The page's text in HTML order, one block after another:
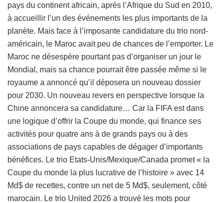
pays du continent africain, après l’Afrique du Sud en 2010,
à accueillir l’un des événements les plus importants de la
planète. Mais face à l’imposante candidature du trio nord-
américain, le Maroc avait peu de chances de l’emporter. Le
Maroc ne désespère pourtant pas d’organiser un jour le
Mondial, mais sa chance pourrait être passée même si le
royaume a annoncé qu’il déposera un nouveau dossier
pour 2030. Un nouveau revers en perspective lorsque la
Chine annoncera sa candidature… Car la FIFA est dans
une logique d’offrir la Coupe du monde, qui finance ses
activités pour quatre ans à de grands pays ou à des
associations de pays capables de dégager d’importants
bénéfices. Le trio Etats-Unis/Mexique/Canada promet « la
Coupe du monde la plus lucrative de l’histoire » avec 14
Md$ de recettes, contre un net de 5 Md$, seulement, côté
marocain. Le trio United 2026 a trouvé les mots pour